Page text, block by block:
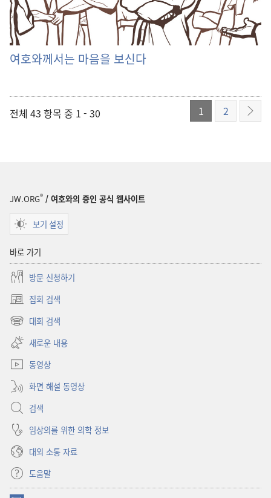
여호와께서는 마음을 보신다
전체 43 항목 중 1 - 30 1 2 다음
JW.ORG® / 여호와의 증인 공식 웹사이트
보기 설정
바로 가기
방문 신청하기
집회 검색
(새로운
창
대회 검색
(새로운
창
열기)
새로운 내용
동영상
화면 해설 동영상
검색
임상의를 위한 의학 정보
대외 소통 자료
도움말